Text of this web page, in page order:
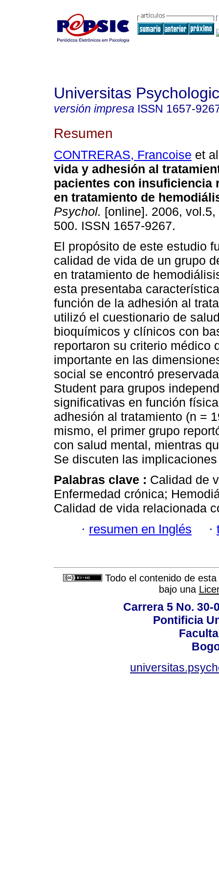
Universitas
versión impresa ISSN 1657-
Resumen
CONTRERAS, Francoise et
vida y adhesión al
pacientes con insuficiencia
en tratamiento de
Psychol. [online]. 2006,
500. ISSN 1657-9267.
El propósito de este estudio
calidad de vida de un grupo
en tratamiento de
esta presentaba
función de la adhesión al
utilizó el cuestionario de
bioquímicos y clínicos con
reportaron su criterio médico
importante en las
social se encontró
Student para grupos
significativas en función
adhesión al tratamiento (n =
mismo, el primer grupo
con salud mental, mientras
Se discuten las
Palabras clave : Calidad de
Enfermedad crónica;
Calidad de vida relacionada
· resumen en Inglés ·
Todo el contenido de
bajo una
Carrera 5 No.
Pontificia